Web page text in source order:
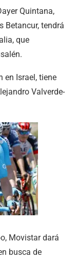
Quintana,
Betancur, tendrá
que
en Israel, tiene
Valverde-
Movistar dará
busca de